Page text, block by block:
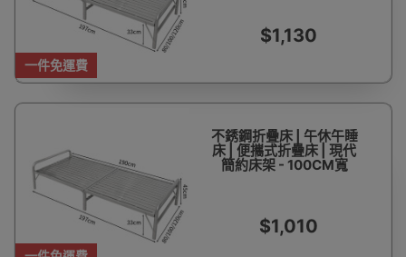
一件免運費
$1,130
不銹鋼折疊床 | 午休午睡
床 | 便攜式折疊床 | 現代
簡約床架 - 100CM寬
$1,010